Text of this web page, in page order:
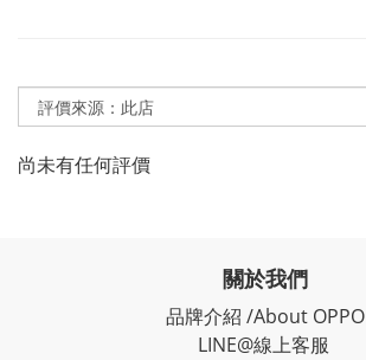
尚未有任何評價
關於我們
品牌介紹 /About OPPO
LINE@線上客服